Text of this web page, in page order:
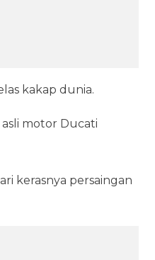
kakap dunia.
motor Ducati
kerasnya persaingan